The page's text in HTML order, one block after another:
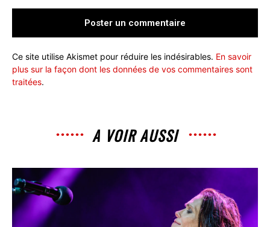
Ce site utilise Akismet pour réduire les indésirables. En savoir
plus sur la façon dont les données de vos commentaires sont
traitées.
A VOIR AUSSI